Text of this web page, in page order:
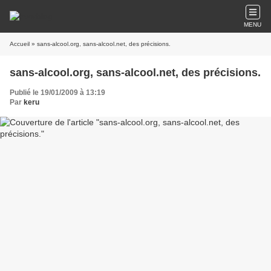
MENU
Accueil » sans-alcool.org, sans-alcool.net, des précisions.
sans-alcool.org, sans-alcool.net, des précisions.
Publié le 19/01/2009 à 13:19
Par keru